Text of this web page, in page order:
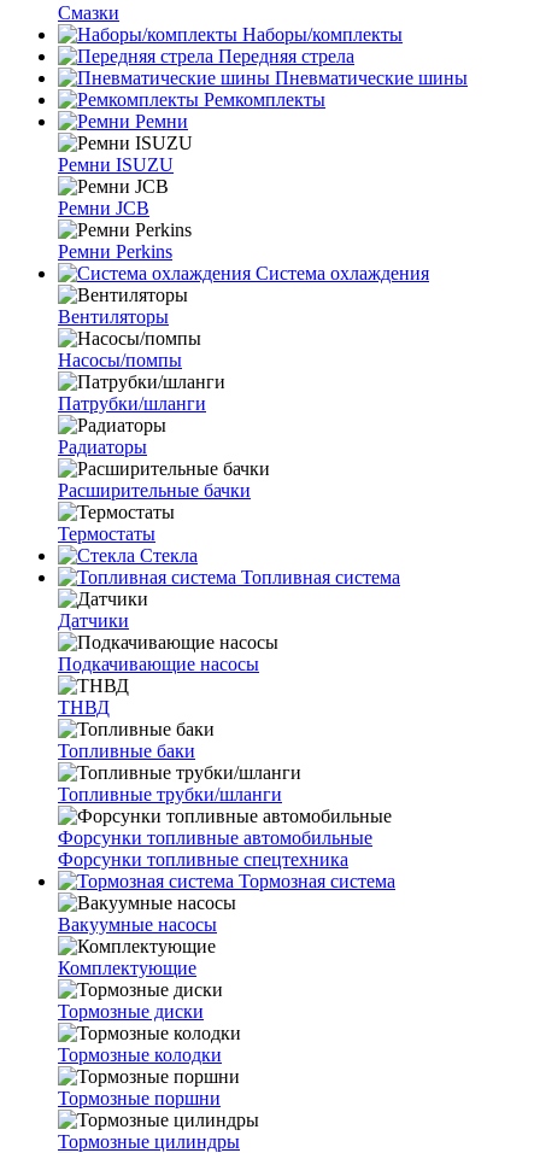
Смазки
Наборы/комплекты
Передняя стрела
Пневматические шины
Ремкомплекты
Ремни
Ремни ISUZU
Ремни JCB
Ремни Perkins
Система охлаждения
Вентиляторы
Насосы/помпы
Патрубки/шланги
Радиаторы
Расширительные бачки
Термостаты
Стекла
Топливная система
Датчики
Подкачивающие насосы
ТНВД
Топливные баки
Топливные трубки/шланги
Форсунки топливные автомобильные
Форсунки топливные спецтехника
Тормозная система
Вакуумные насосы
Комплектующие
Тормозные диски
Тормозные колодки
Тормозные поршни
Тормозные цилиндры